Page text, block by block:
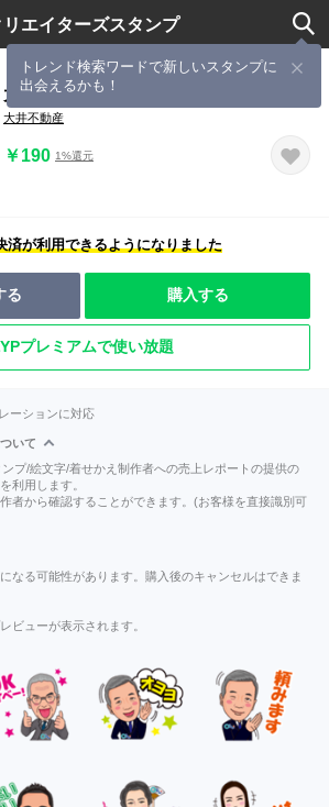
リエイターズスタンプ
トレンド検索ワードで新しいスタンプに
出会えるかも！
大井不動産スタンプ
大井不動産
￥190 1%還元
済が利用できるようになりました
る 購入する
プレミアムで使い放題
ーションに対応
いて
プ/絵文字/着せかえ制作者への売上レポートの提供の
利用します。
者から確認することができます。(お客様を直接識別可
なる可能性があります。購入後のキャンセルはできま
ビューが表示されます。